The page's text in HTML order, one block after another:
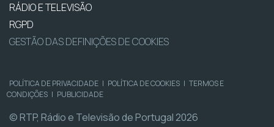
RÁDIO E TELEVISÃO
RGPD
GESTÃO DAS DEFINIÇÕES DE COOKIES
POLÍTICA DE PRIVACIDADE | POLÍTICA DE COOKIES | TERMOS E
CONDIÇÕES | PUBLICIDADE
© RTP, Rádio e Televisão de Portugal 2026